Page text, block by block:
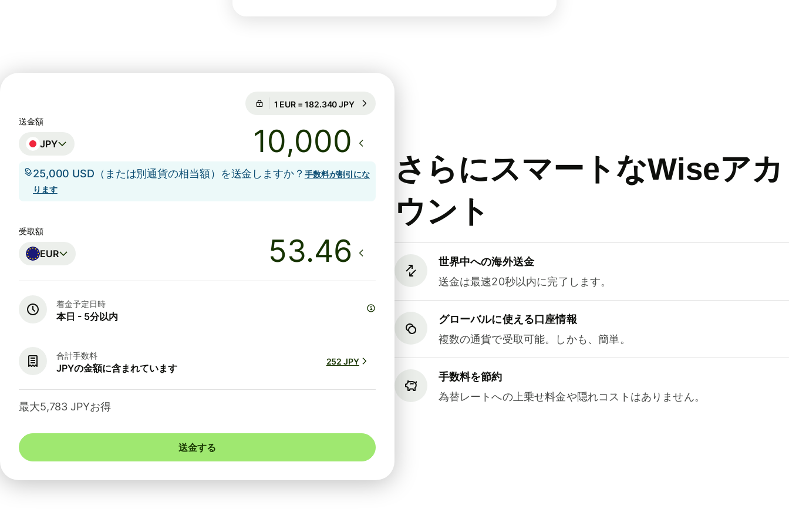
さらにスマートなWiseアカ
ウント
世界中への海外送金
送金は最速20秒以内に完了します。
グローバルに使える口座情報
複数の通貨で受取可能。しかも、簡単。
手数料を節約
為替レートへの上乗せ料金や隠れコストはありません。
68時間のレート保証
送金額
JPY
25,000 USD（または別通貨の相当額）を送金しますか？ 手数料が割引にな
ります
受取額
EUR
着金予定日時
本日 - 5分以内
合計手数料
JPYの金額に含まれています
252 JPY
最大5,783 JPYお得
送金する